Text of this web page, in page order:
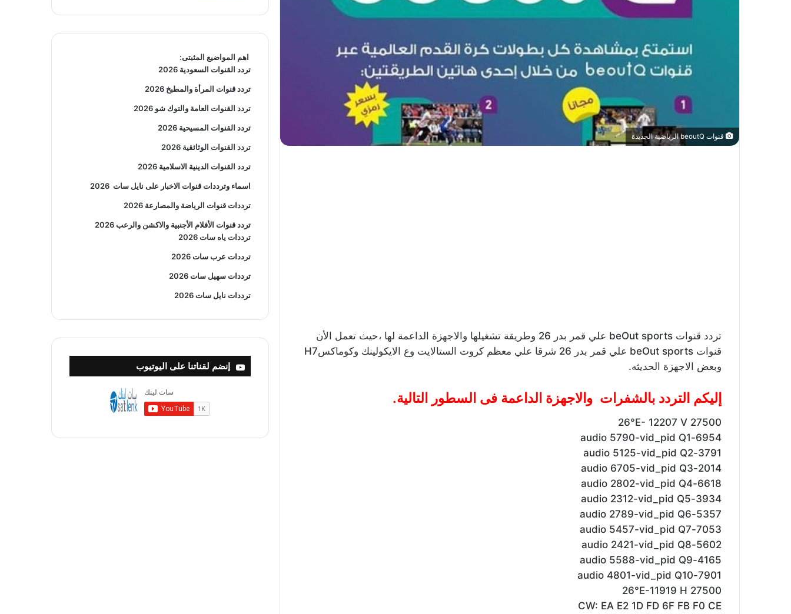
قنوات beoutQ الرياضية الجديدة
تردد قنوات beOut sports علي قمر بدر 26 وطريقة تشغيلها والاجهزة الداعمة لها ،حيث تعمل الأن
قنوات beOut sports علي قمر بدر 26 شرقا علي معظم كروت الستالايت وع الايكولينك وكوماكسH7
وبعض الاجهزة الحديثه.
إليكم التردد بالشفرات والاجهزة الداعمة فى السطور التالية.
26°E- 12207 V 27500
6954-audio 5790-vid_pid Q1
3791-audio 5125-vid_pid Q2
2014-audio 6705-vid_pid Q3
6618-audio 2802-vid_pid Q4
3934-audio 2312-vid_pid Q5
5357-audio 2789-vid_pid Q6
7053-audio 5457-vid_pid Q7
5602-audio 2421-vid_pid Q8
4165-audio 5588-vid_pid Q9
7901-audio 4801-vid_pid Q10
26°E-11919 H 27500
CW: EA E2 1D FD 6F FB F0 CE
اهم المواضيع المثبتى:
تردد القنوات السعودية 2026
تردد قنوات المرأة والمطبخ 2026
تردد القنوات العامة والتوك شو 2026
تردد القنوات المسيحية 2026
تردد القنوات الوثائقية 2026
تردد القنوات الدينية الاسلامية 2026
اسماء وترددات قنوات الاخبار على نايل سات2026
ترددات قنوات الرياضة والمصارعة2026
تردد قنوات الأفلام الأجنبية والاكشن والرعب2026
ترددات ياه سات 2026
ترددات عرب سات 2026
ترددات سهيل سات 2026
ترددات نايل سات 2026
إنضم لقناتنا على اليوتيوب